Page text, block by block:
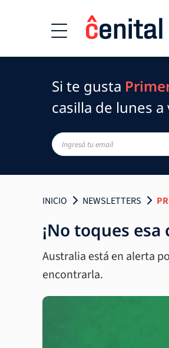
Si te gusta
casilla de lunes a
INICIO NEWSLETTERS
¡No toques esa
Australia está en alerta
encontrarla.